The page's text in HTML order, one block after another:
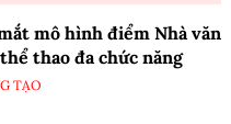
mô hình điểm Nhà văn
thao đa chức năng
TẠO